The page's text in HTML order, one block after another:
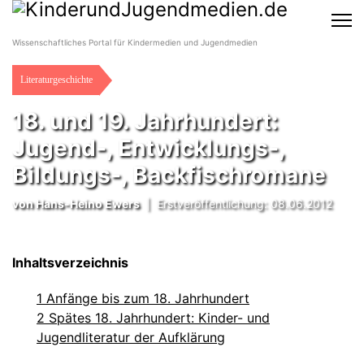
Wissenschaftliches Portal für Kindermedien und Jugendmedien
Literaturgeschichte
18. und 19. Jahrhundert:
Jugend-, Entwicklungs-,
Bildungs-, Backfischromane
vonHans-Heino Ewers| Erstveröffentlichung: 08.06.2012
Inhaltsverzeichnis
1 Anfänge bis zum 18. Jahrhundert
2 Spätes 18. Jahrhundert: Kinder- und
Jugendliteratur der Aufklärung